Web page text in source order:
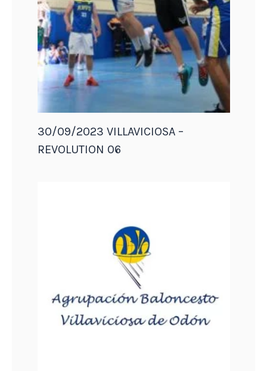
30/09/2023 VILLAVICIOSA –
REVOLUTION 06